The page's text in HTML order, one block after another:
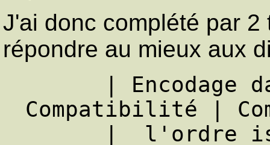
J'ai donc complété par
répondre au mieux aux
Compatibilité |